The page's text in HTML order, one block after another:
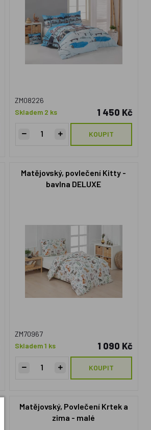
ZM08226
Skladem 2 ks
1 450 Kč
KOUPIT
Matějovský, povlečení Kitty -
bavlna DELUXE
ZM70967
Skladem 1 ks
1 090 Kč
KOUPIT
Matějovský, Povlečení Krtek a
zima - malé